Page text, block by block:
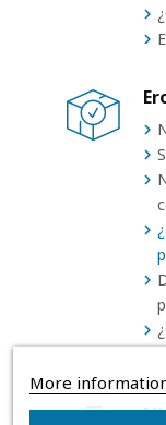
More